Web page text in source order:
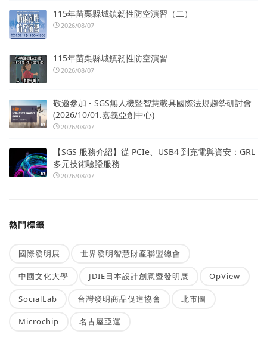
115年苗栗縣城鎮韌性防空演習（二）
2026/08/07
115年苗栗縣城鎮韌性防空演習
2026/08/07
敬邀參加 - SGS無人機暨智慧載具國際法規趨勢研討會
(2026/10/01.嘉義亞創中心)
2026/08/07
【SGS 服務介紹】從 PCIe、USB4 到充電與資安：GRL
多元技術驗證服務
2026/08/07
熱門標籤
國際發明展 世界發明智慧財產聯盟總會
中國文化大學 JDIE日本設計創意暨發明展 OpView
SocialLab 台灣發明商品促進協會 北市圖
Microchip 名古屋亞運